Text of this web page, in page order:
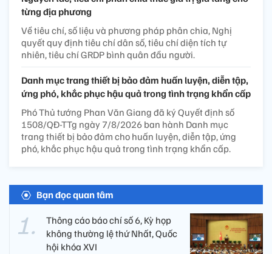
từng địa phương
Về tiêu chí, số liệu và phương pháp phân chia, Nghị
quyết quy định tiêu chí dân số, tiêu chí diện tích tự
nhiên, tiêu chí GRDP bình quân đầu người.
Danh mục trang thiết bị bảo đảm huấn luyện, diễn tập,
ứng phó, khắc phục hậu quả trong tình trạng khẩn cấp
Phó Thủ tướng Phan Văn Giang đã ký Quyết định số
1508/QĐ-TTg ngày 7/8/2026 ban hành Danh mục
trang thiết bị bảo đảm cho huấn luyện, diễn tập, ứng
phó, khắc phục hậu quả trong tình trạng khẩn cấp.
Bạn đọc quan tâm
Thông cáo báo chí số 6, Kỳ họp
không thường lệ thứ Nhất, Quốc
hội khóa XVI